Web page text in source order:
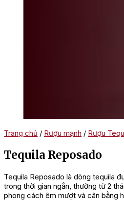
Trang chủ / Rượu mạnh / Rượu
Tequila Reposado
Tequila Reposado là dòng tequila
trong thời gian ngắn, thường từ 2
phong cách êm mượt và cân bằng